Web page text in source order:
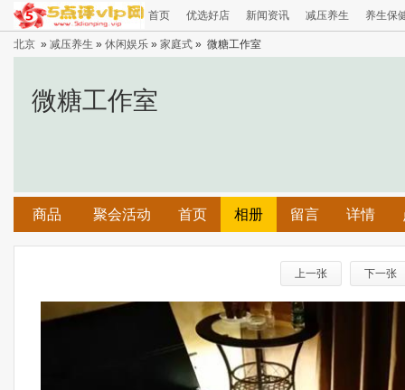
首页 优选好店 新闻资讯 减压养生 养生保
北京 » 减压养生 » 休闲娱乐 » 家庭式 » 微糖工作室
微糖工作室
商品 聚会活动 首页 相册 留言 详情
上一张 下一张